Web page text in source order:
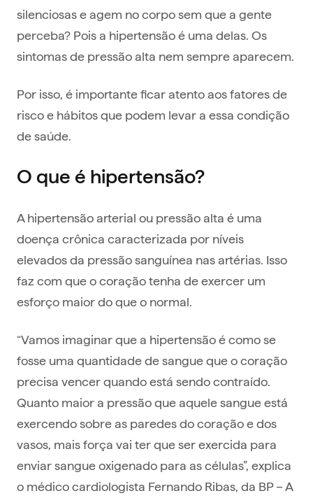
silenciosas e agem no corpo sem que a gente
perceba? Pois a hipertensão é uma delas. Os
sintomas de pressão alta nem sempre aparecem.
Por isso, é importante ficar atento aos fatores de
risco e hábitos que podem levar a essa condição
de saúde.
O que é hipertensão?
A hipertensão arterial ou pressão alta é uma
doença crônica caracterizada por níveis
elevados da pressão sanguínea nas artérias. Isso
faz com que o coração tenha de exercer um
esforço maior do que o normal.
“Vamos imaginar que a hipertensão é como se
fosse uma quantidade de sangue que o coração
precisa vencer quando está sendo contraído.
Quanto maior a pressão que aquele sangue está
exercendo sobre as paredes do coração e dos
vasos, mais força vai ter que ser exercida para
enviar sangue oxigenado para as células”, explica
o médico cardiologista Fernando Ribas, da BP – A